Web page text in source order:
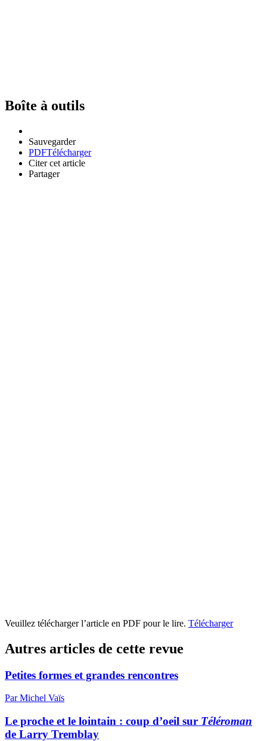
Boîte à outils
Sauvegarder
PDFTélécharger
Citer cet article
Partager
Veuillez télécharger l’article en PDF pour le lire. Télécharger
Autres articles de cette revue
Petites formes et grandes rencontres
Par Michel Vaïs
Le proche et le lointain : coup d’oeil sur Téléroman
de Larry Tremblay